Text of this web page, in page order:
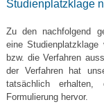
Studienplatzklage
Zu den nachfolgend
eine Studienplatzklage
bzw. die Verfahren
der Verfahren hat
tatsächlich
Formulierung hervor.